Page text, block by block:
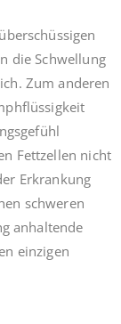
die Schwellung
Zum anderen
Fettzellen nicht
Erkrankung
schweren
anhaltende
einzigen